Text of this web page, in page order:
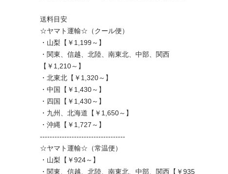
送料目安
☆ヤマト運輸☆（クール便）
・山梨【￥1,199～】
・関東、信越、北陸、南東北、中部、関西
【￥1,210～】
・北東北【￥1,320～】
・中国【￥1,430～】
・四国【￥1,430～】
・九州、北海道【￥1,650～】
・沖縄【￥1,727～】
-----------------------------------
☆ヤマト運輸☆（常温便）
・山梨【￥924～】
・関東、信越、北陸、南東北、中部、関西【￥935